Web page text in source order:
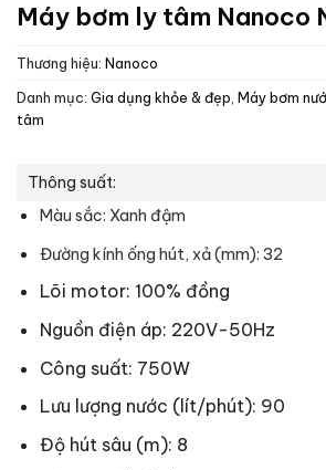
Máy bơm ly tâm Nanoco
Thương hiệu: Nanoco
Danh mục: Gia dụng khỏe & đẹp, Máy bơm
tâm
Thông suất:
Màu sắc: Xanh đậm
Đường kính ống hút, xả (mm): 32
Lõi motor: 100% đồng
Nguồn điện áp: 220V-50Hz
Công suất: 750W
Lưu lượng nước (lít/phút): 90
Độ hút sâu (m): 8